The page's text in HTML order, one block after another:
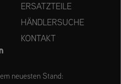
ERSATZTEILE
HÄNDLERSUCHE
KONTAKT
neuesten Stand: